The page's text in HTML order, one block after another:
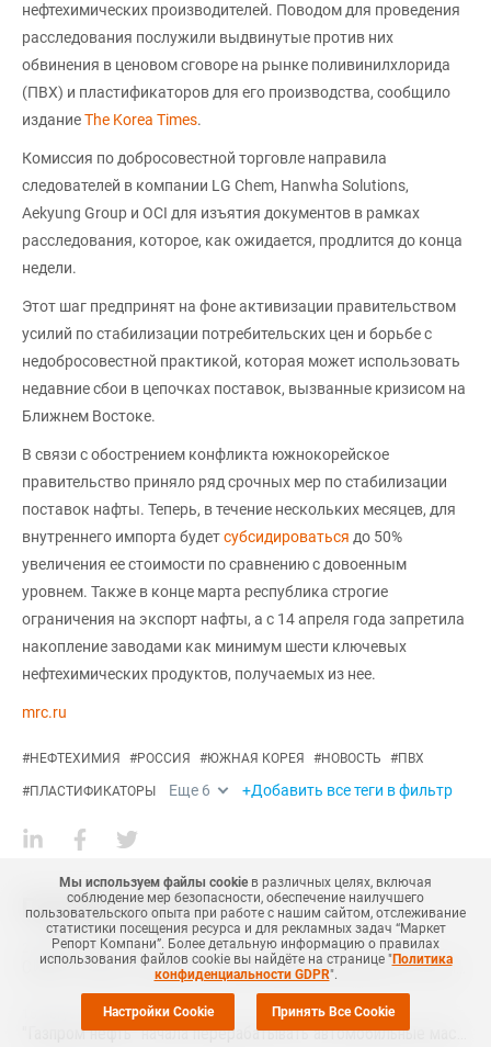
нефтехимических производителей. Поводом для проведения
расследования послужили выдвинутые против них
обвинения в ценовом сговоре на рынке поливинилхлорида
(ПВХ) и пластификаторов для его производства, сообщило
изданиеThe Korea Times.
Комиссия по добросовестной торговле направила
следователей в компании LG Chem, Hanwha Solutions,
Aekyung Group и OCI для изъятия документов в рамках
расследования, которое, как ожидается, продлится до конца
недели.
Этот шаг предпринят на фоне активизации правительством
усилий по стабилизации потребительских цен и борьбе с
недобросовестной практикой, которая может использовать
недавние сбои в цепочках поставок, вызванные кризисом на
Ближнем Востоке.
В связи с обострением конфликта южнокорейское
правительство приняло ряд срочных мер по стабилизации
поставок нафты. Теперь, в течение нескольких месяцев, для
внутреннего импорта будетсубсидироваться до 50%
увеличения ее стоимости по сравнению с довоенным
уровнем. Также в конце марта республика строгие
ограничения на экспорт нафты, а с 14 апреля года запретила
накопление заводами как минимум шести ключевых
нефтехимических продуктов, получаемых из нее.
mrc.ru
#НЕФТЕХИМИЯ #РОССИЯ #ЮЖНАЯ КОРЕЯ #НОВОСТЬ #ПВХ
#ПЛАСТИФИКАТОРЫ Еще 6 +Добавить все теги в фильтр
Похожие новости
23 Апреля, 2025
2024
Мы используем файлы cookieв различных целях, включая
соблюдение мер безопасности, обеспечение наилучшего
пользовательского опыта при работе с нашим сайтом, отслеживание
статистики посещения ресурса и для рекламных задач “Маркет
Репорт Компани”. Более детальную информацию о правилах
использования файлов cookie вы найдёте на странице "Политика
конфиденциальности GDPR".
Настройки Cookie Принять Все Cookie